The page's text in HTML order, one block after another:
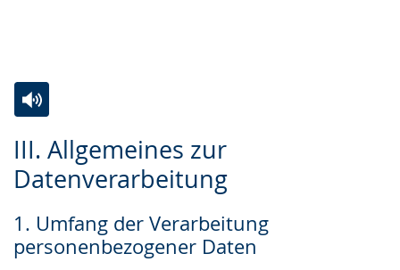
III. Allgemeines zur
Datenverarbeitung
1. Umfang der Verarbeitung
personenbezogener Daten
Leichten
Sprache
Audio-
Unterstützung.
Video
in
Gebärdensprache
wird